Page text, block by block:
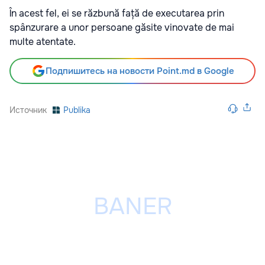
În acest fel, ei se răzbună față de executarea prin
spânzurare a unor persoane găsite vinovate de mai
multe atentate.
Подпишитесь на новости Point.md в Google
Источник Publika